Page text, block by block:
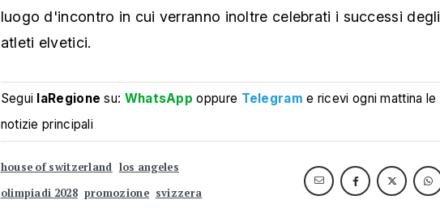
luogo d'incontro in cui verranno inoltre celebrati i successi degli
atleti elvetici.
Segui laRegione su: WhatsApp oppure Telegram e ricevi ogni mattina le
notizie principali
house of switzerland los angeles
olimpiadi 2028 promozione svizzera